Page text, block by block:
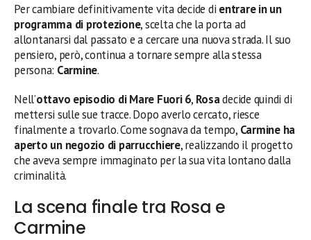
Per cambiare definitivamente vita decide di entrare in un
programma di protezione, scelta che la porta ad
allontanarsi dal passato e a cercare una nuova strada. Il suo
pensiero, però, continua a tornare sempre alla stessa
persona: Carmine.
Nell’ottavo episodio di Mare Fuori 6, Rosadecide quindi di
mettersi sulle sue tracce. Dopo averlo cercato, riesce
finalmente a trovarlo. Come sognava da tempo, Carmine ha
aperto un negozio di parrucchiere, realizzando il progetto
che aveva sempre immaginato per la sua vita lontano dalla
criminalità.
La scena finale tra Rosa e
Carmine